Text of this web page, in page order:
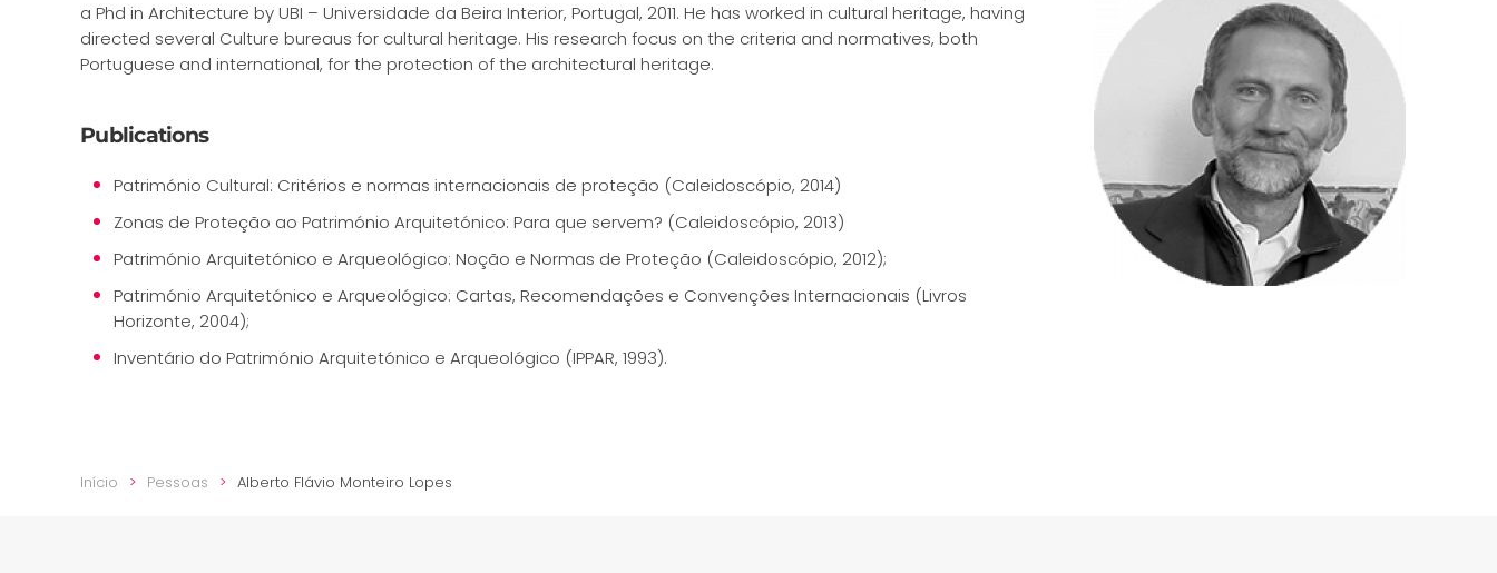
a Phd in Architecture by UBI – Universidade da Beira Interior, Portugal, 2011. He has worked in cultural heritage, having
directed several Culture bureaus for cultural heritage. His research focus on the criteria and normatives, both
Portuguese and international, for the protection of the architectural heritage.
Publications
Património Cultural: Critérios e normas internacionais de proteção (Caleidoscópio, 2014)
Zonas de Proteção ao Património Arquitetónico: Para que servem? (Caleidoscópio, 2013)
Património Arquitetónico e Arqueológico: Noção e Normas de Proteção (Caleidoscópio, 2012);
Património Arquitetónico e Arqueológico: Cartas, Recomendações e Convenções Internacionais (Livros
Horizonte, 2004);
Inventário do Património Arquitetónico e Arqueológico (IPPAR, 1993).
Início Pessoas Alberto Flávio Monteiro Lopes